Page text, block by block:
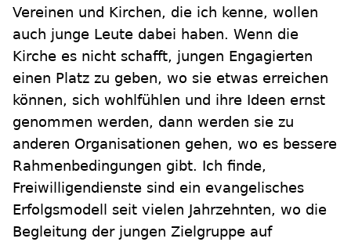
Vereinen und Kirchen, die ich kenne, wollen
auch junge Leute dabei haben. Wenn die
Kirche es nicht schafft, jungen Engagierten
einen Platz zu geben, wo sie etwas erreichen
können, sich wohlfühlen und ihre Ideen ernst
genommen werden, dann werden sie zu
anderen Organisationen gehen, wo es bessere
Rahmenbedingungen gibt. Ich finde,
Freiwilligendienste sind ein evangelisches
Erfolgsmodell seit vielen Jahrzehnten, wo die
Begleitung der jungen Zielgruppe auf